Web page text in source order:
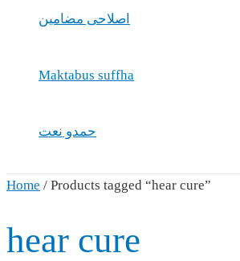
اصلاحی مضامین
Maktabus suffha
حمدو نعت
Home / Products tagged “hear cure”
hear cure